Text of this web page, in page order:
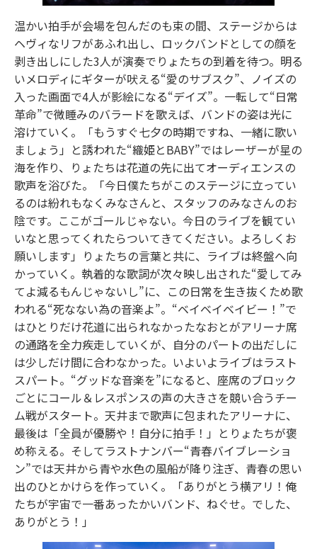
温かい拍手が会場を包んだのも束の間、ステージからは
ヘヴィなリフがあふれ出し、ロックバンドとしての顔を
剥き出しにした3人が演奏でりょたちの到着を待つ。明る
いメロディにギターが吠える“愛のサブスク”、ノイズの
入った画面で4人が影絵になる“デイズ”。一転して“日常
革命”で微睡みのバラードを歌えば、バンドの姿は光に
溶けていく。「もうすぐ七夕の時期ですね、一緒に歌い
ましょう」と誘われた“織姫とBABY”ではレーザーが星の
海を作り、りょたちは花道の先に出てオーディエンスの
歌声を浴びた。「今日僕たちがこのステージに立ってい
るのは紛れもなくみなさんと、スタッフのみなさんのお
陰です。ここがゴールじゃない。今日のライブを観てい
いなと思ってくれたらついてきてください。よろしくお
願いします」りょたちの言葉と共に、ライブは終盤へ向
かっていく。執着的な歌詞が次々映し出された“愛してみ
てよ減るもんじゃないし”に、この日常を生き抜くため歌
われる“死なない為の音楽よ”。“ベイベイベイビー！”で
はひとりだけ花道に出られなかったなおとがアリーナ席
の通路を全力疾走していくが、自分のパートの出だしに
は少しだけ間に合わなかった。いよいよライブはラスト
スパート。“グッドな音楽を”になると、座席のブロック
ごとにコール＆レスポンスの声の大きさを競い合うチー
ム戦がスタート。天井まで歌声に包まれたアリーナに、
最後は「全員が優勝や！自分に拍手！」とりょたちが褒
め称える。そしてラストナンバー“青春バイブレーショ
ン”では天井から青や水色の風船が降り注ぎ、青春の思い
出のひとかけらを作っていく。「ありがとう横アリ！俺
たちが宇宙で一番あったかいバンド、ねぐせ。でした、
ありがとう！」